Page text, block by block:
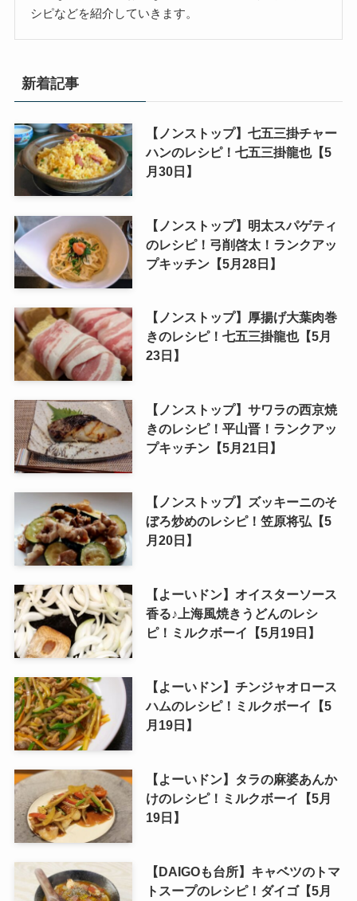
シピなどを紹介していきます。
新着記事
【ノンストップ】七五三掛チャー
ハンのレシピ！七五三掛龍也【5
月30日】
【ノンストップ】明太スパゲティ
のレシピ！弓削啓太！ランクアッ
プキッチン【5月28日】
【ノンストップ】厚揚げ大葉肉巻
きのレシピ！七五三掛龍也【5月
23日】
【ノンストップ】サワラの西京焼
きのレシピ！平山晋！ランクアッ
プキッチン【5月21日】
【ノンストップ】ズッキーニのそ
ぼろ炒めのレシピ！笠原将弘【5
月20日】
【よーいドン】オイスターソース
香る♪上海風焼きうどんのレシ
ピ！ミルクボーイ【5月19日】
【よーいドン】チンジャオロース
ハムのレシピ！ミルクボーイ【5
月19日】
【よーいドン】タラの麻婆あんか
けのレシピ！ミルクボーイ【5月
19日】
【DAIGOも台所】キャベツのトマ
トスープのレシピ！ダイゴ【5月